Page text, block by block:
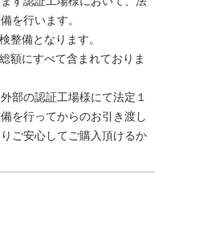
を行います。
整備となります。
額にすべて含まれておりま
部の認証工場様にて法定１
を行ってからのお引き渡し
ご安心してご購入頂けるか